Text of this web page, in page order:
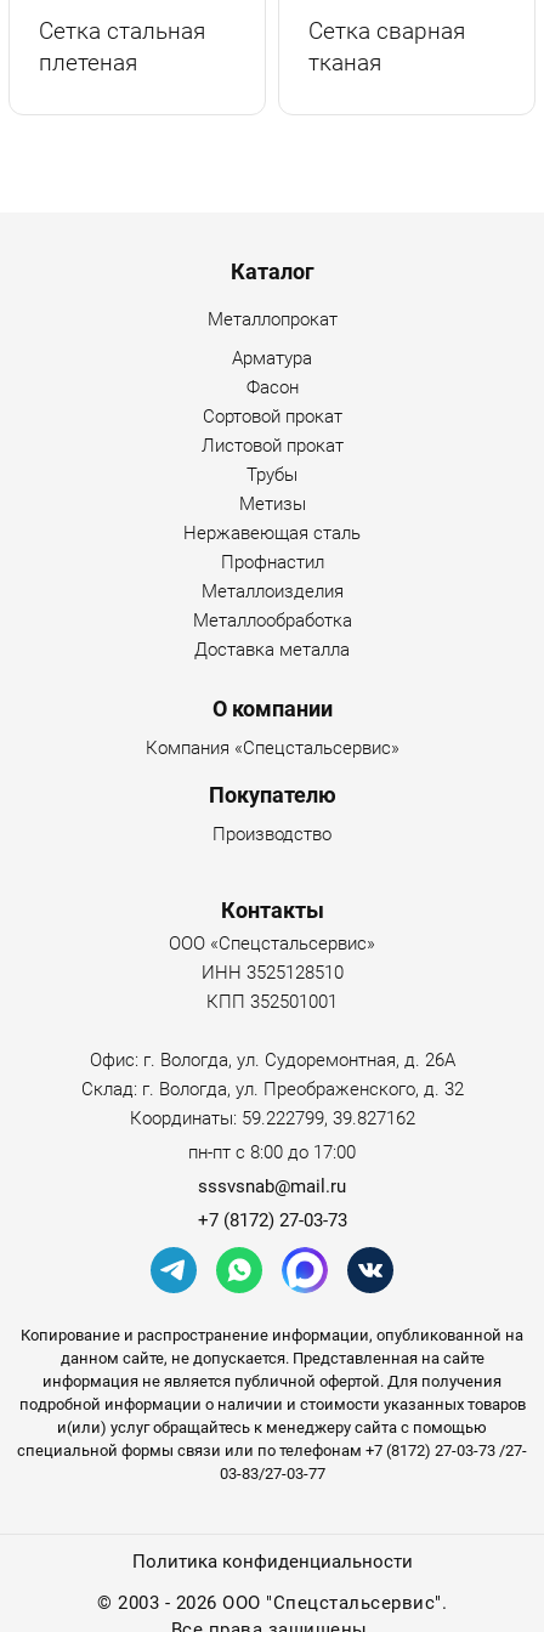
Сетка стальная
плетеная
Сетка сварная
тканая
Каталог
Металлопрокат
Арматура
Фасон
Сортовой прокат
Листовой прокат
Трубы
Метизы
Нержавеющая сталь
Профнастил
Металлоизделия
Металлообработка
Доставка металла
О компании
Компания «Спецстальсервис»
Покупателю
Производство
Контакты
ООО «Спецстальсервис»
ИНН 3525128510
КПП 352501001
Офис: г. Вологда, ул. Судоремонтная, д. 26А
Склад: г. Вологда, ул. Преображенского, д. 32
Координаты: 59.222799, 39.827162
пн-пт с 8:00 до 17:00
sssvsnab@mail.ru
+7 (8172) 27-03-73
Копирование и распространение информации, опубликованной на
данном сайте, не допускается. Представленная на сайте
информация не является публичной офертой. Для получения
подробной информации о наличии и стоимости указанных товаров
и(или) услуг обращайтесь к менеджеру сайта с помощью
специальной формы связи или по телефонам +7 (8172) 27-03-73 /27-
03-83/27-03-77
© 2003 - 2026 ООО "Спецстальсервис".
Политика конфиденциальности